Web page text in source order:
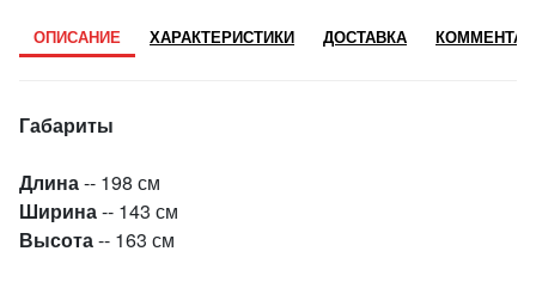
ОПИСАНИЕ ХАРАКТЕРИСТИКИ ДОСТАВКА
Габариты
Длина-- 198 см
Ширина-- 143 см
Высота-- 163 см